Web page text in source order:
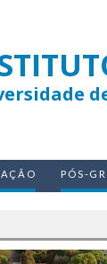
PÓS-